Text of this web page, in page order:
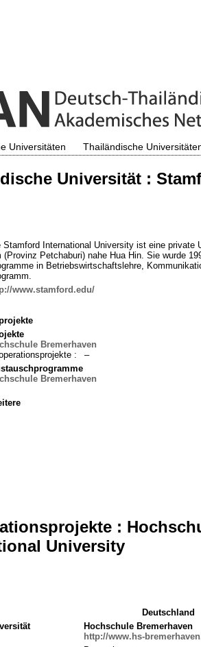
Universitäten Thailändische
Universität :
Stamford International University ist eine
(Provinz Petchaburi) nahe Hua Hin. Sie wurde
in Betriebswirtschaftslehre,
www.stamford.edu/
Bremerhaven
:
–
Bremerhaven
:
University
Deutschland
Hochschule Bremerhaven
http://www.hs-